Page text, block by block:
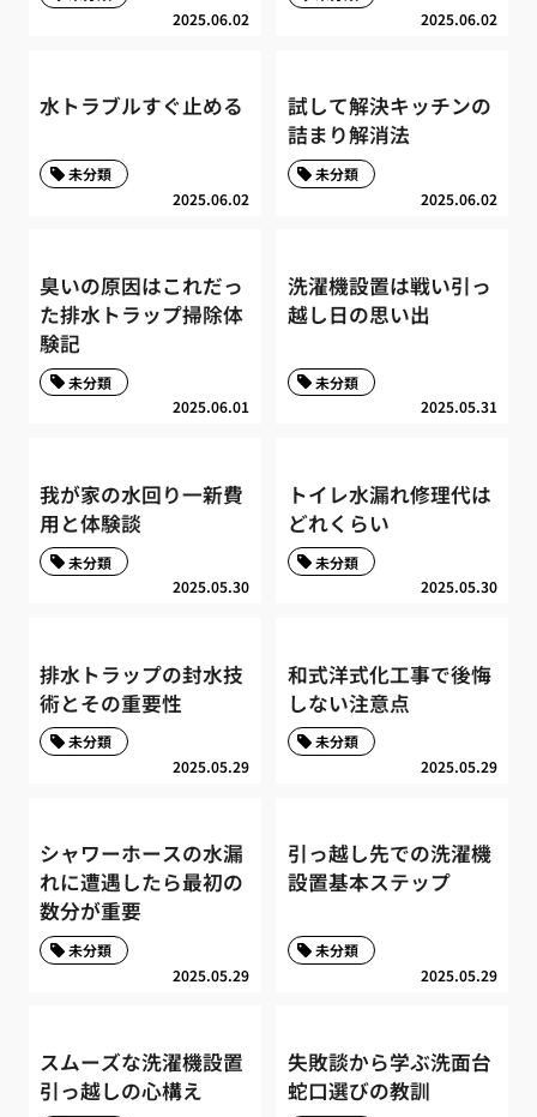
2025.06.02
2025.06.02
水トラブルすぐ止める
2025.06.02
未分類
試して解決キッチンの
詰まり解消法
2025.06.02
未分類
臭いの原因はこれだっ
た排水トラップ掃除体
験記
2025.06.01
未分類
洗濯機設置は戦い引っ
越し日の思い出
2025.05.31
未分類
我が家の水回り一新費
用と体験談
2025.05.30
未分類
トイレ水漏れ修理代は
どれくらい
2025.05.30
未分類
排水トラップの封水技
術とその重要性
2025.05.29
未分類
和式洋式化工事で後悔
しない注意点
2025.05.29
未分類
シャワーホースの水漏
れに遭遇したら最初の
数分が重要
2025.05.29
未分類
引っ越し先での洗濯機
設置基本ステップ
2025.05.29
未分類
スムーズな洗濯機設置
引っ越しの心構え
失敗談から学ぶ洗面台
蛇口選びの教訓